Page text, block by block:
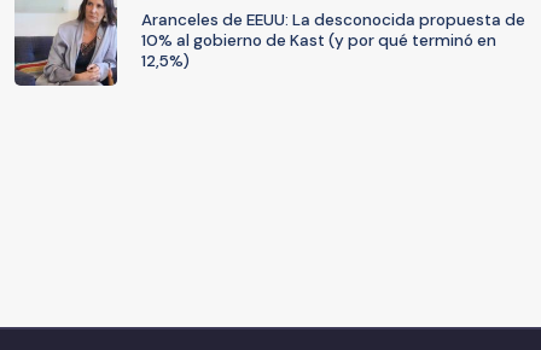
Aranceles de EEUU: La desconocida propuesta de
10% al gobierno de Kast (y por qué terminó en
12,5%)